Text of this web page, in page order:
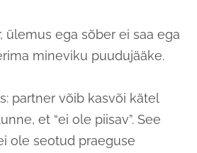
ülemus ega sõber ei saa ega
mineviku puudujääke.
partner võib kasvõi kätel
et “ei ole piisav”. See
ole seotud praeguse